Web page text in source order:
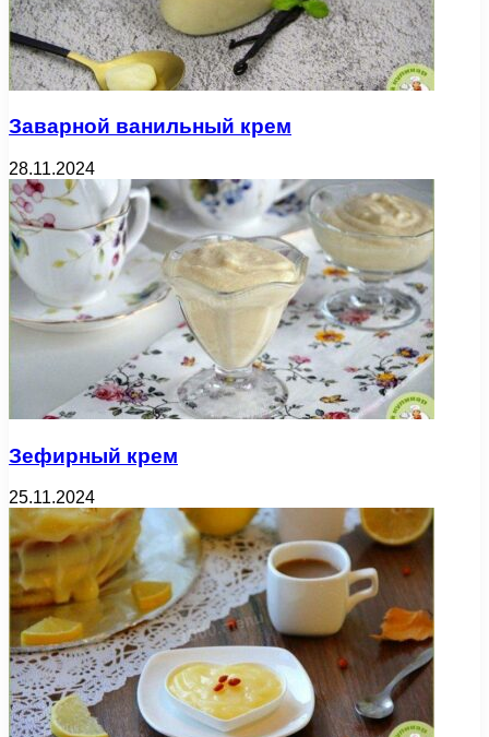
Заварной ванильный крем
28.11.2024
Зефирный крем
25.11.2024